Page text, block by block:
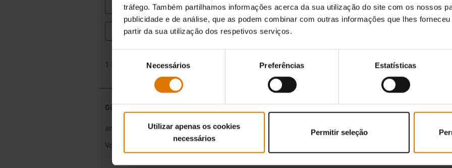
tráfego. Também partilhamos informações acerca da sua utilização do site com os nossos
publicidade e de análise, que as podem combinar com outras informações que lhes
partir da sua utilização dos respetivos serviços.
consentimento
Necessários Preferências Estatísticas
Utilizar apenas os cookies
necessários
Permitir seleção